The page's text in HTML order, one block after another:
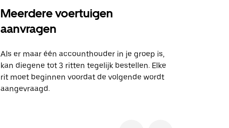
Meerdere voertuigen
aanvragen
Als er maar één accounthouder in je groep is,
kan diegene tot 3 ritten tegelijk bestellen. Elke
rit moet beginnen voordat de volgende wordt
aangevraagd.